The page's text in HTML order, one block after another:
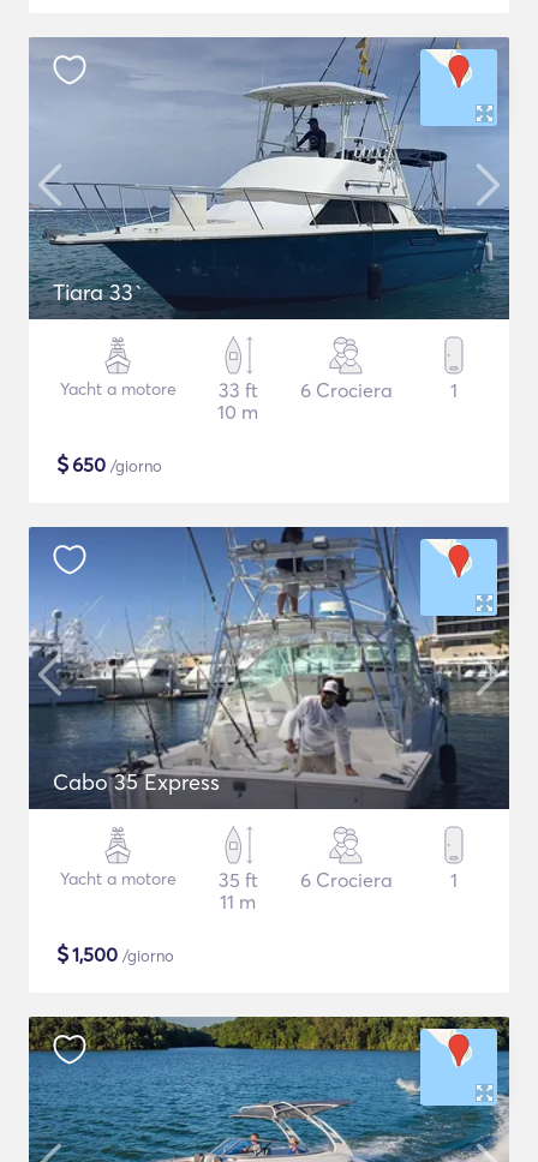
Tiara 33`
Yacht a motore
33 ft
10 m
6 Crociera 1
$650 /giorno
Cabo 35 Express
Yacht a motore
35 ft
11 m
6 Crociera 1
$1,500 /giorno